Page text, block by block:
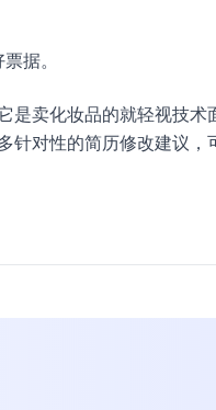
据。
是卖化妆品的就轻视技术
针对性的简历修改建议，